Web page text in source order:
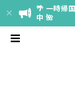
🌴 一時帰
中 🌺